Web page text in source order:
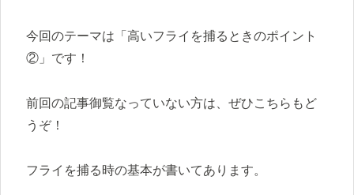
今回のテーマは「高いフライを捕るときのポイント
②」です！
前回の記事御覧なっていない方は、ぜひこちらもど
うぞ！
フライを捕る時の基本が書いてあります。